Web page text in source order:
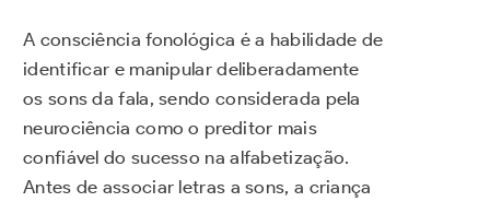
A consciência fonológica é a habilidade de
identificar e manipular deliberadamente
os sons da fala, sendo considerada pela
neurociência como o preditor mais
confiável do sucesso na alfabetização.
Antes de associar letras a sons, a criança